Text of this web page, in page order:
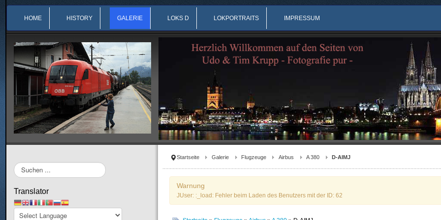
HOME HISTORY GALERIE LOKS D LOKPORTRAITS IMPRESSUM
Startseite Galerie Flugzeuge Airbus A 380 D-AIMJ
Warnung
JUser: :_load: Fehler beim Laden des Benutzers mit der ID: 62
Suchen
...
Translator